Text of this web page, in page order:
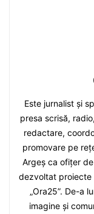
Este jurnalist și
presa scrisă,
redactare,
promovare pe
Argeș ca ofițer
dezvoltat proiecte
„Ora25”. De-a
imagine și